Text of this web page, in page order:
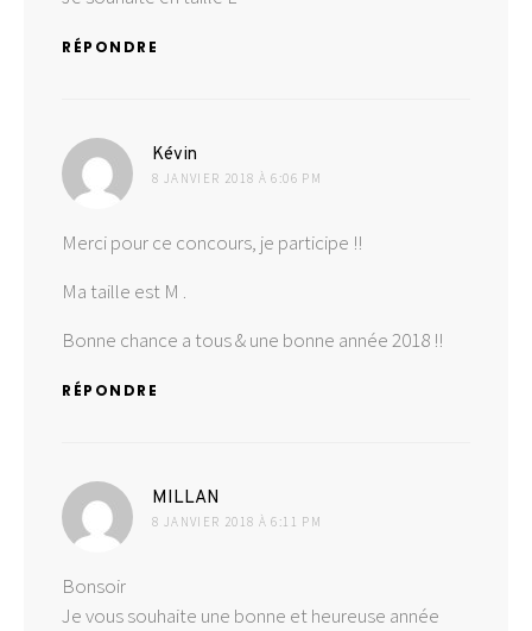
RÉPONDRE
Kévin
8 JANVIER 2018 À 6:06 PM
Merci pour ce concours, je participe !!
Ma taille est M .
Bonne chance a tous & une bonne année 2018 !!
RÉPONDRE
MILLAN
8 JANVIER 2018 À 6:11 PM
Bonsoir
Je vous souhaite une bonne et heureuse année